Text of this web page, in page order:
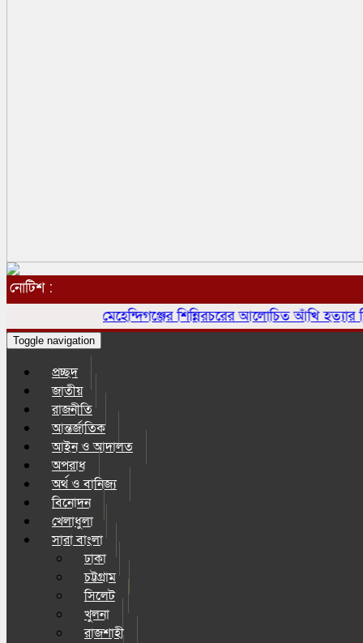
নোটিশ :
মেহেন্দিগঞ্জের শিন্নিরচরের আলোচিত আঁখি হত্যার
Toggle navigation
প্রচ্ছদ
জাতীয়
রাজনীতি
আন্তর্জাতিক
আইন ও আদালত
অপরাধ
অর্থ ও বানিজ্য
বিনোদন
খেলাধুলা
সারা বাংলা
ঢাকা
চট্টগ্রাম
সিলেট
খুলনা
রাজশাহী